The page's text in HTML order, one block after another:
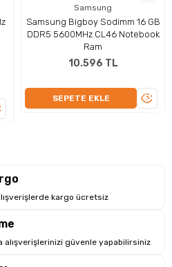
bir görsel deneyim sunar.
bellek ile yüksek grafik
özellikler, hem profesyonel içerik
için ideal bir çözüm sunar.
Samsung
Samsung Bigboy Sodimm 16 GB
DDR5 5600MHz CL46 Notebook
Ram
10.596 TL
SEPETE EKLE
kargo ücretsiz
alışverişlerinizi güvenle yapabilirsiniz